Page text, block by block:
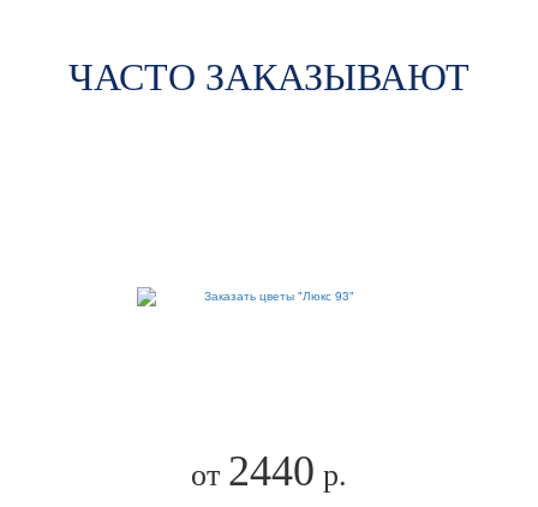
ЧАСТО ЗАКАЗЫВАЮТ
от 2440 р.